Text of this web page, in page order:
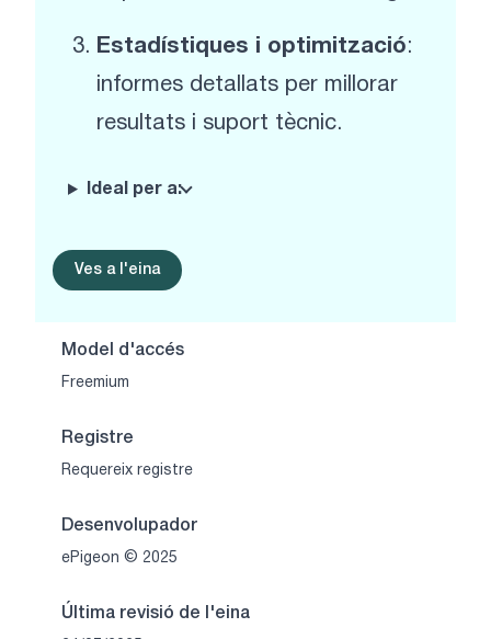
Estadístiques i optimització:
informes detallats per millorar
resultats i suport tècnic.
Ideal per a:
Ves a l'eina
Model d'accés
Freemium
Registre
Requereix registre
Desenvolupador
ePigeon © 2025
Última revisió de l'eina